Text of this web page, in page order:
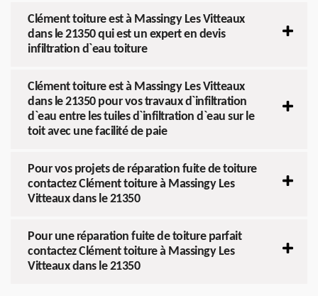
Clément toiture est à Massingy Les Vitteaux
dans le 21350 qui est un expert en devis
infiltration d`eau toiture
Clément toiture est à Massingy Les Vitteaux
dans le 21350 pour vos travaux d`infiltration
d`eau entre les tuiles d`infiltration d`eau sur le
toit avec une facilité de paie
Pour vos projets de réparation fuite de toiture
contactez Clément toiture à Massingy Les
Vitteaux dans le 21350
Pour une réparation fuite de toiture parfait
contactez Clément toiture à Massingy Les
Vitteaux dans le 21350